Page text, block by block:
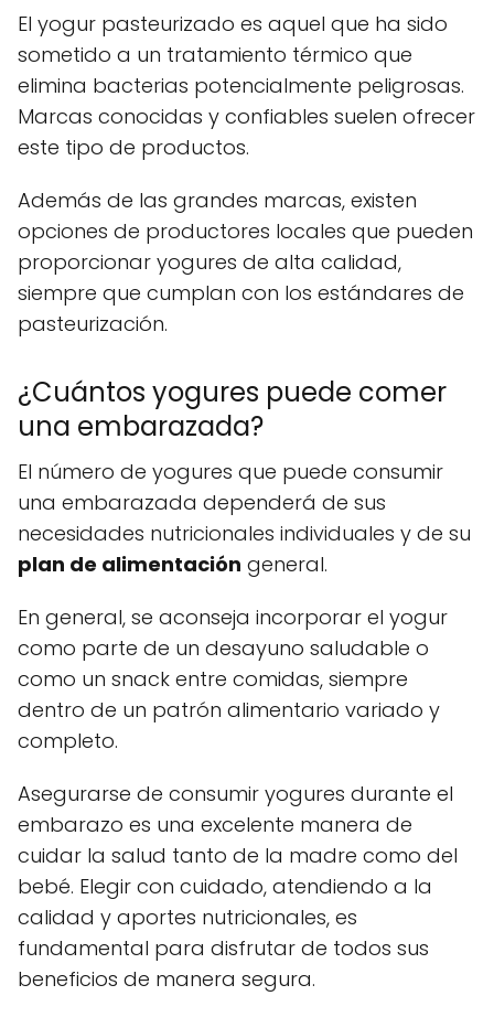
El yogur pasteurizado es aquel que ha sido
sometido a un tratamiento térmico que
elimina bacterias potencialmente peligrosas.
Marcas conocidas y confiables suelen ofrecer
este tipo de productos.
Además de las grandes marcas, existen
opciones de productores locales que pueden
proporcionar yogures de alta calidad,
siempre que cumplan con los estándares de
pasteurización.
¿Cuántos yogures puede comer
una embarazada?
El número de yogures que puede consumir
una embarazada dependerá de sus
necesidades nutricionales individuales y de su
plan de alimentación general.
En general, se aconseja incorporar el yogur
como parte de un desayuno saludable o
como un snack entre comidas, siempre
dentro de un patrón alimentario variado y
completo.
Asegurarse de consumir yogures durante el
embarazo es una excelente manera de
cuidar la salud tanto de la madre como del
bebé. Elegir con cuidado, atendiendo a la
calidad y aportes nutricionales, es
fundamental para disfrutar de todos sus
beneficios de manera segura.